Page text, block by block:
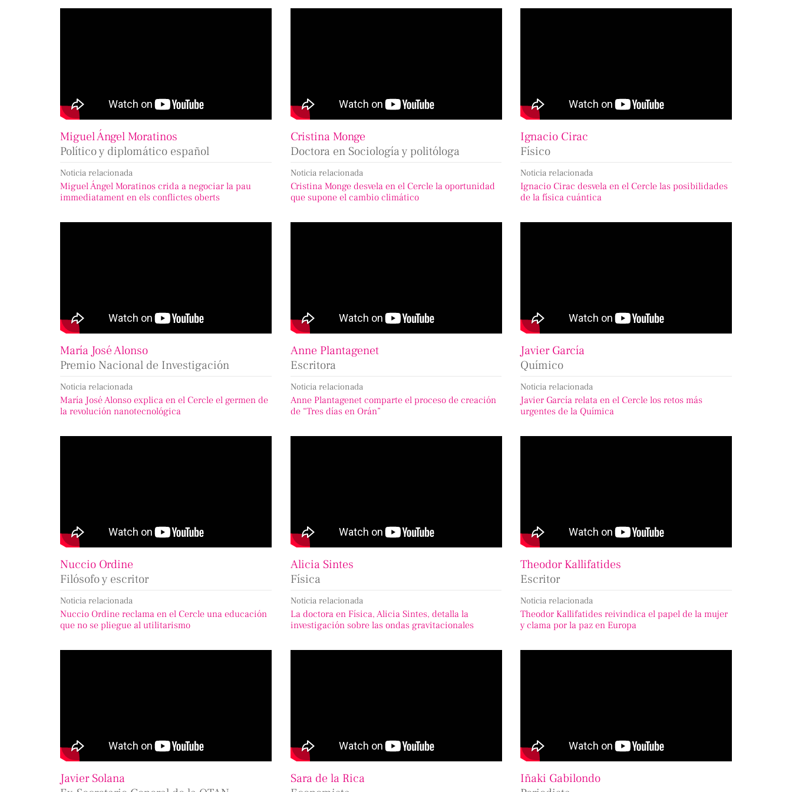
Miguel Ángel Moratinos
Político y diplomático español
Noticia relacionada
Miguel Ángel Moratinos crida a negociar la pau
immediatament en els conflictes oberts
Cristina Monge
Doctora en Sociología y politóloga
Noticia relacionada
Cristina Monge desvela en el Cercle la oportunidad
que supone el cambio climático
Ignacio Cirac
Físico
Noticia relacionada
Ignacio Cirac desvela en el Cercle las posibilidades
de la física cuántica
María José Alonso
Premio Nacional de Investigación
Noticia relacionada
María José Alonso explica en el Cercle el germen de
la revolución nanotecnológica
Anne Plantagenet
Escritora
Noticia relacionada
Anne Plantagenet comparte el proceso de creación
de “Tres días en Orán”
Javier García
Químico
Noticia relacionada
Javier García relata en el Cercle los retos más
urgentes de la Química
Nuccio Ordine
Filósofo y escritor
Noticia relacionada
Nuccio Ordine reclama en el Cercle una educación
que no se pliegue al utilitarismo
Alicia Sintes
Física
Noticia relacionada
La doctora en Física, Alicia Sintes, detalla la
investigación sobre las ondas gravitacionales
Theodor Kallifatides
Escritor
Noticia relacionada
Theodor Kallifatides reivindica el papel de la mujer
y clama por la paz en Europa
Javier Solana
Sara de la Rica
Iñaki Gabilondo